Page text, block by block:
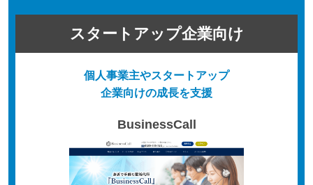
スタートアップ企業向け
個人事業主やスタートアップ
企業向けの成長を支援
BusinessCall